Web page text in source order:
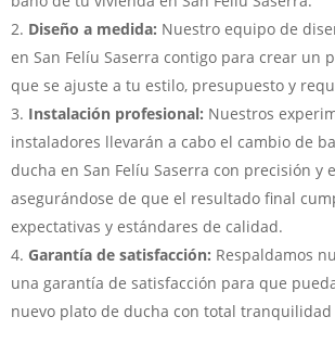
Diseño a medida: Nuestro equipo de
en San Felíu Saserra contigo para crear un
que se ajuste a tu estilo, presupuesto y
Instalación profesional: Nuestros
instaladores llevarán a cabo el cambio de
ducha en San Felíu Saserra con precisión y
asegurándose de que el resultado final
expectativas y estándares de calidad.
Garantía de satisfacción: Respaldamos
una garantía de satisfacción para que
nuevo plato de ducha con total tranquilidad